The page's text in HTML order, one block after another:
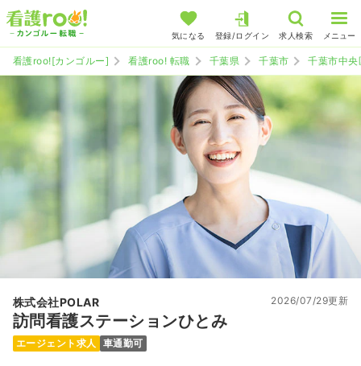
気になる 登録/ログイン 求人検索 メニュー
看護roo![カンゴルー] 看護roo! 転職 千葉県 千葉市 千葉市中央
株式会社POLAR
訪問看護ステーションひとみ
2026/07/29更新
エージェント求人 車通勤可